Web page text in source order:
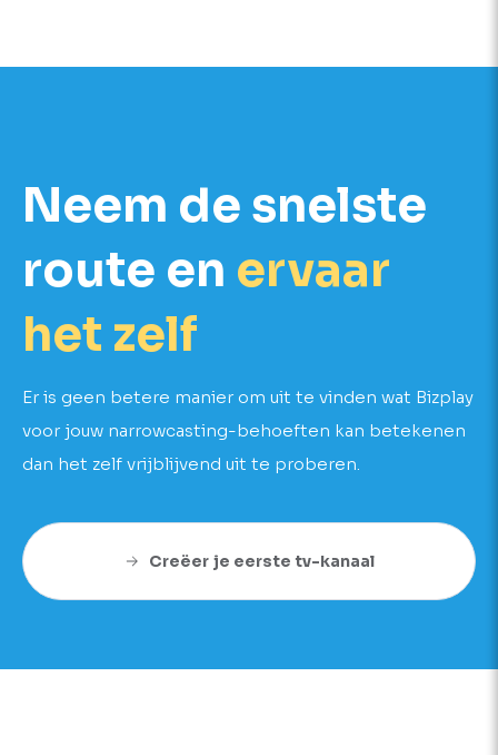
Neem de snelste
route en ervaar
het zelf
Er is geen betere manier om uit te vinden wat Bizplay
voor jouw narrowcasting-behoeften kan betekenen
dan het zelf vrijblijvend uit te proberen.
Creëer je eerste tv-kanaal